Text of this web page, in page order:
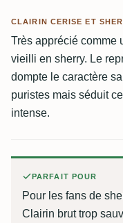
CLAIRIN CERISE ET
Très apprécié comme
vieilli en sherry. Le
dompte le caractère
puristes mais séduit
intense.
PARFAIT POUR
Pour les fans de
Clairin brut trop